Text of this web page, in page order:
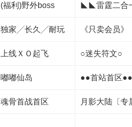
(福利)野外boss ◣◣雷霆二合
独家╱长久╱耐玩 《只卖会员》
上线ＸＯ起飞 ○迷失符文○
嘟嘟仙岛 ●●首站首区●●
魂骨首战首区 月影大陆〔专